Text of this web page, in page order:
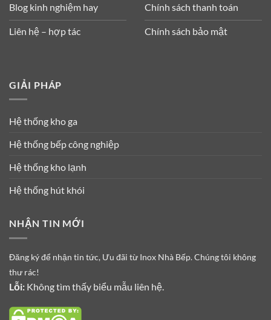
Blog kinh nghiệm hay
Liên hệ – hợp tác
Chính sách thanh toán
Chính sách bảo mật
GIẢI PHÁP
Hệ thống kho ga
Hệ thống bếp công nghiệp
Hệ thống kho lạnh
Hệ thống hút khói
NHẬN TIN MỚI
Đăng ký để nhận tin tức, Ưu đãi từ Inox Nhà Bếp. Chúng tôi không
thư rác!
Lỗi: Không tìm thấy biểu mẫu liên hệ.